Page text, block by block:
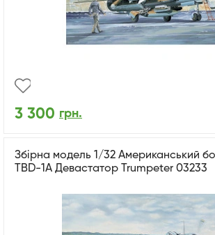
3 300 грн.
Збірна модель 1/32 Американський
TBD-1A Девастатор Trumpeter 03233